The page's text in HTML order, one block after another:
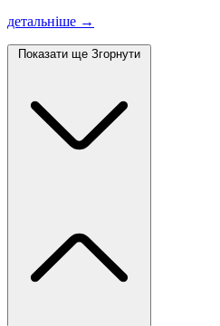
детальніше →
Показати ще Згорнути